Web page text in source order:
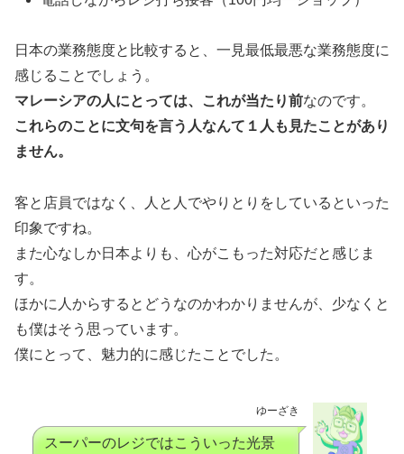
日本の業務態度と比較すると、一見最低最悪な業務態度に
感じることでしょう。
マレーシアの人にとっては、これが当たり前なのです。
これらのことに文句を言う人なんて１人も見たことがあり
ません。
客と店員ではなく、人と人でやりとりをしているといった
印象ですね。
また心なしか日本よりも、心がこもった対応だと感じま
す。
ほかに人からするとどうなのかわかりませんが、少なくと
も僕はそう思っています。
僕にとって、魅力的に感じたことでした。
ゆーざき
スーパーのレジではこういった光景